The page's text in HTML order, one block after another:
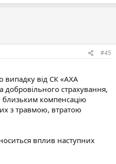
#45
випадку від СК «АХА
добровільного страхування,
компенсацію
з травмою, втратою
вплив наступних